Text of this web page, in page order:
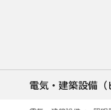
電気・建築設備（